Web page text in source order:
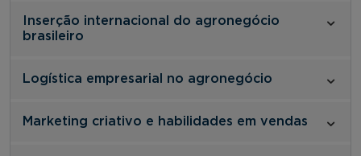
Inserção internacional do agronegócio
brasileiro
Logística empresarial no agronegócio
Marketing criativo e habilidades em vendas